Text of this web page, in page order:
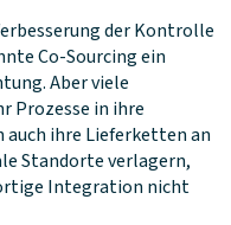
der Kontrolle
Co-Sourcing ein
Aber viele
Prozesse in ihre
ihre Lieferketten an
Standorte verlagern,
Integration nicht